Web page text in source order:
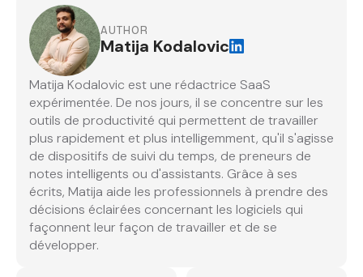
AUTHOR
Matija Kodalovic
Matija Kodalovic est une rédactrice SaaS
expérimentée. De nos jours, il se concentre sur les
outils de productivité qui permettent de travailler
plus rapidement et plus intelligemment, qu'il s'agisse
de dispositifs de suivi du temps, de preneurs de
notes intelligents ou d'assistants. Grâce à ses
écrits, Matija aide les professionnels à prendre des
décisions éclairées concernant les logiciels qui
façonnent leur façon de travailler et de se
développer.